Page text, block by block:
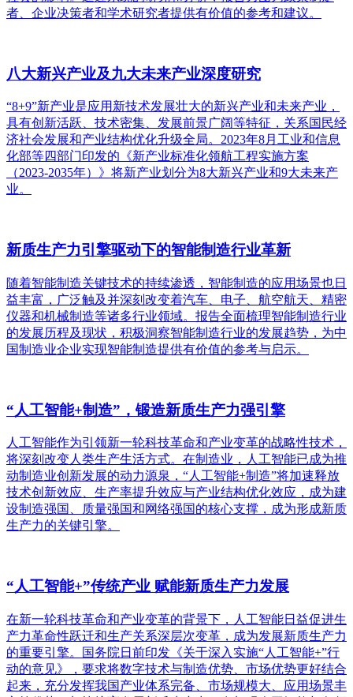
者、企业决策者和学术研究者提供有价值的参考和建议。
八大新兴产业及九大未来产业深度研究
“8+9”新产业是应用新技术发展壮大的新兴产业和未来产业，
具有创新活跃、技术密集、发展前景广阔等特征，关系国民经
济社会发展和产业结构优化升级全局。2023年8月工业和信息
化部等四部门印发的《新产业标准化领航工程实施方案
（2023-2035年）》将新产业划分为8大新兴产业和9大未来产
业。
新质生产力引擎驱动下的智能制造行业革新
随着智能制造关键技术的持续渗透，智能制造的应用场景也日
益丰富，广泛触及并深刻改变着汽车、电子、航空航天、精密
仪器和机械制造等诸多行业领域。报告全面梳理智能制造行业
的发展历程及现状，积极洞察智能制造行业的发展趋势，为中
国制造业企业实现智能制造提供有价值的参考与启示。
“人工智能+制造”，锻造新质生产力强引擎
人工智能作为引领新一轮科技革命和产业变革的战略性技术，
将深刻改变人类生产生活方式。在制造业，人工智能已成为推
动制造业创新发展的动力源泉，“人工智能+制造”将加速释放
技术创新效应、生产率提升效应与产业结构优化效应，成为建
设制造强国、质量强国和网络强国的核心支撑，成为形成新质
生产力的关键引擎。
“人工智能+”传统产业 赋能新质生产力发展
在新一轮科技革命和产业变革的背景下，人工智能日益促进生
产力革命性跃迁和生产关系深层次变革，成为发展新质生产力
的重要引擎。国务院日前印发《关于深入实施“人工智能+”行
动的意见》，要求将数字技术与制造优势、市场优势更好结合
起来，充分发挥我国产业体系完备、市场规模大、应用场景丰